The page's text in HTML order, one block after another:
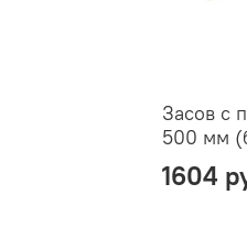
Засов с
500 мм
1604